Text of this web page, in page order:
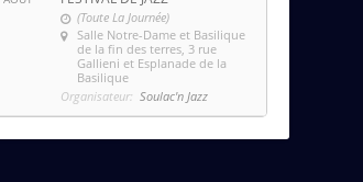
(Toute La Journée)
Salle Notre-Dame et Basilique
de la fin des terres , 3 rue
Gallieni et Esplanade de la
Basilique
Organisateur: Soulac'n Jazz